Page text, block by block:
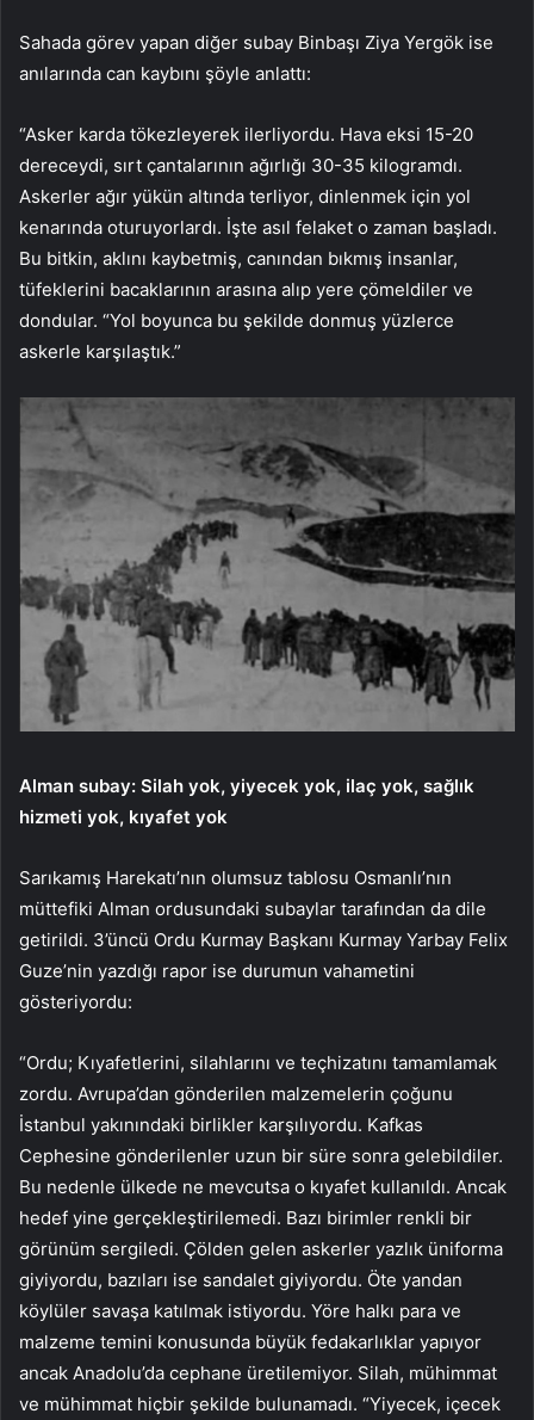
Sahada görev yapan diğer subay Binbaşı Ziya Yergök ise
anılarında can kaybını şöyle anlattı:
“Asker karda tökezleyerek ilerliyordu. Hava eksi 15-20
dereceydi, sırt çantalarının ağırlığı 30-35 kilogramdı.
Askerler ağır yükün altında terliyor, dinlenmek için yol
kenarında oturuyorlardı. İşte asıl felaket o zaman başladı.
Bu bitkin, aklını kaybetmiş, canından bıkmış insanlar,
tüfeklerini bacaklarının arasına alıp yere çömeldiler ve
dondular. “Yol boyunca bu şekilde donmuş yüzlerce
askerle karşılaştık.”
Alman subay: Silah yok, yiyecek yok, ilaç yok, sağlık
hizmeti yok, kıyafet yok
Sarıkamış Harekatı’nın olumsuz tablosu Osmanlı’nın
müttefiki Alman ordusundaki subaylar tarafından da dile
getirildi. 3’üncü Ordu Kurmay Başkanı Kurmay Yarbay Felix
Guze’nin yazdığı rapor ise durumun vahametini
gösteriyordu:
“Ordu; Kıyafetlerini, silahlarını ve teçhizatını tamamlamak
zordu. Avrupa’dan gönderilen malzemelerin çoğunu
İstanbul yakınındaki birlikler karşılıyordu. Kafkas
Cephesine gönderilenler uzun bir süre sonra gelebildiler.
Bu nedenle ülkede ne mevcutsa o kıyafet kullanıldı. Ancak
hedef yine gerçekleştirilemedi. Bazı birimler renkli bir
görünüm sergiledi. Çölden gelen askerler yazlık üniforma
giyiyordu, bazıları ise sandalet giyiyordu. Öte yandan
köylüler savaşa katılmak istiyordu. Yöre halkı para ve
malzeme temini konusunda büyük fedakarlıklar yapıyor
ancak Anadolu’da cephane üretilemiyor. Silah, mühimmat
ve mühimmat hiçbir şekilde bulunamadı. “Yiyecek, içecek